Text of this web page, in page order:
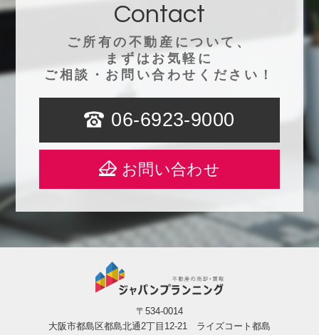
Contact
ご所有の不動産について、
まずはお気軽に
ご相談・お問い合わせください！
06-6923-9000
お問い合わせ
〒534-0014
大阪市都島区都島北通2丁目12-21 ライズコート都島